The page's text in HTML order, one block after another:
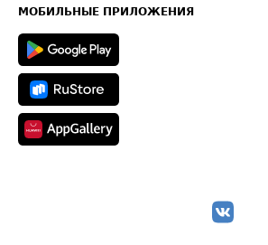
Техническая информация
МОБИЛЬНЫЕ ПРИЛОЖЕНИЯ